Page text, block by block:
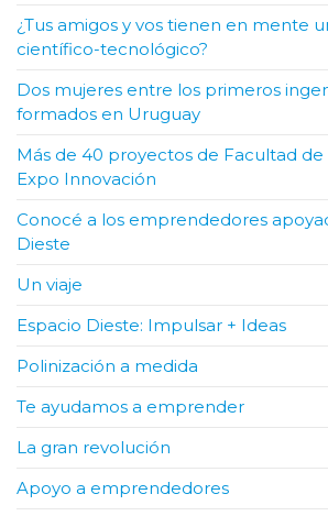
¿Tus amigos y vos tienen en mente
científico-tecnológico?
Dos mujeres entre los primeros
formados en Uruguay
Más de 40 proyectos de Facultad
Expo Innovación
Conocé a los emprendedores
Dieste
Un viaje
Espacio Dieste: Impulsar + Ideas
Polinización a medida
Te ayudamos a emprender
La gran revolución
Apoyo a emprendedores